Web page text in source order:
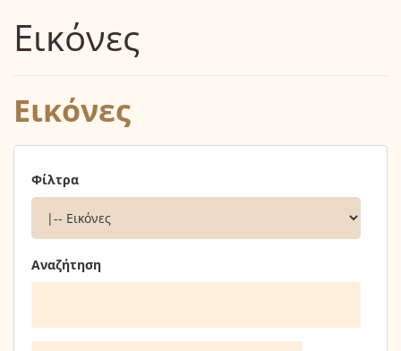
Εικόνες
Εικόνες
Φίλτρα
Αναζήτηση